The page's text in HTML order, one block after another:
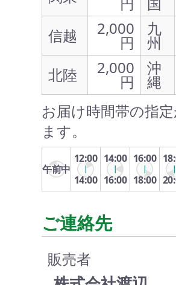
信越
2,000
円
九
州
北陸
2,000
円
沖
縄
お届け時間帯の指
ます。
午前中
12:00
14:00
14:00
16:00
16:00
18:00
ご連絡先
販売者